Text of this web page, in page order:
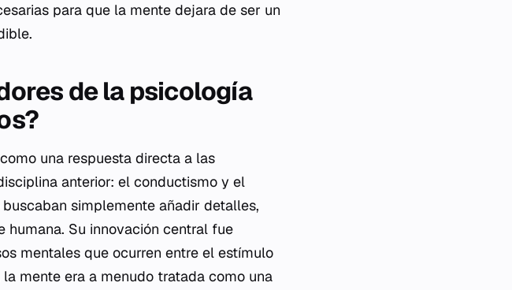
para que la mente dejara de ser un
de la psicología
una respuesta directa a las
anterior: el conductismo y el
simplemente añadir detalles,
humana. Su innovación central fue
mentales que ocurren entre el estímulo
mente era a menudo tratada como una